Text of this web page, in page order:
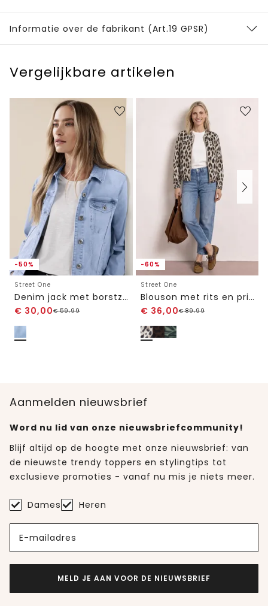
Informatie over de fabrikant (Art.19 GPSR)
Vergelijkbare artikelen
-50%
Street One
Denim jack met borstzakken en knopen
€ 30,00€59,99
-60%
Street One
Blouson met rits en print
€ 36,00€89,99
Aanmelden nieuwsbrief
Word nu lid van onze nieuwsbriefcommunity!
Blijf altijd op de hoogte met onze nieuwsbrief: van
de nieuwste trendy toppers en stylingtips tot
exclusieve promoties - vanaf nu mis je niets meer.
Dames Heren
E-mailadres
MELD JE AAN VOOR DE NIEUWSBRIEF